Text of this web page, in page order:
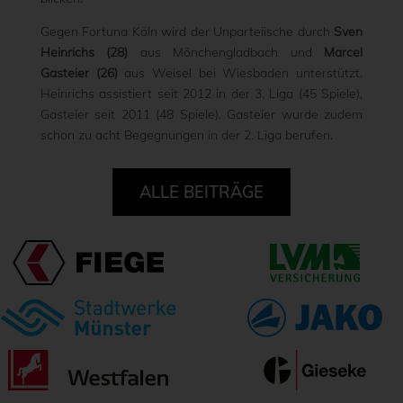
Gegen Fortuna Köln wird der Unparteiische durch Sven
Heinrichs (28) aus Mönchengladbach und Marcel
Gasteier (26) aus Weisel bei Wiesbaden unterstützt.
Heinrichs assistiert seit 2012 in der 3. Liga (45 Spiele),
Gasteier seit 2011 (48 Spiele). Gasteier wurde zudem
schon zu acht Begegnungen in der 2. Liga berufen.
ALLE BEITRÄGE